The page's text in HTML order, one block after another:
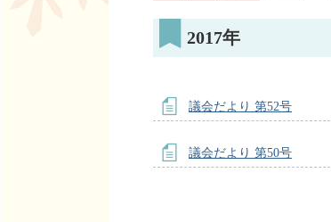
2017年
議会だより 第52号
議会だより 第50号